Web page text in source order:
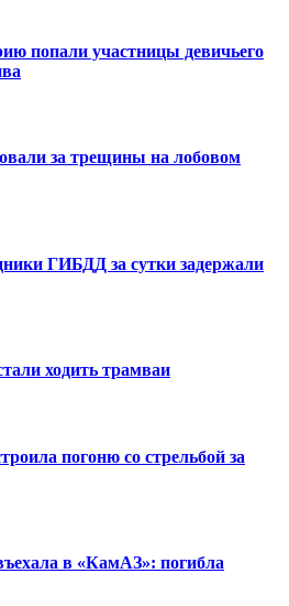
попали участницы девичьего
за трещины на лобовом
ГИБДД за сутки задержали
ходить трамваи
погоню со стрельбой за
в «КамАЗ»: погибла